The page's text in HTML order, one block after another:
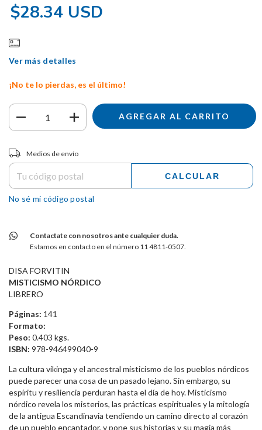
$28.34 USD
Ver más detalles
¡No te lo pierdas, es el último!
Entregas para el CP:
Medios de envío
CALCULAR
No sé mi código postal
Contactate con nosotros ante cualquier duda.
Estamos en contacto en el número 11 4811-0507.
DISA FORVITIN
MISTICISMO NÓRDICO
LIBRERO
Páginas: 141
Formato:
Peso: 0.403 kgs.
ISBN: 978-946499040-9
La cultura vikinga y el ancestral misticismo de los pueblos nórdicos
puede parecer una cosa de un pasado lejano. Sin embargo, su
espíritu y resiliencia perduran hasta el día de hoy. Misticismo
nórdico revela los misterios, las prácticas espirituales y la mitología
de la antigua Escandinavia tendiendo un camino directo al corazón
de un pueblo encantador, y pone sus historias y su magia más